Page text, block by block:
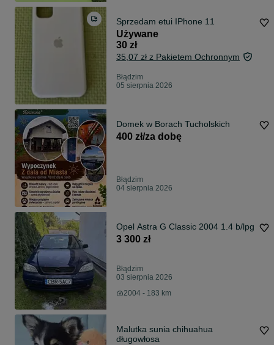
Sprzedam etui IPhone 11
Używane
30 zł
35,07 zł z Pakietem Ochronnym
Błądzim
05 sierpnia 2026
Domek w Borach Tucholskich
400 zł/za dobę
Błądzim
04 sierpnia 2026
Opel Astra G Classic 2004 1.4 b/lpg
3 300 zł
Błądzim
03 sierpnia 2026
2004 - 183 km
Malutka sunia chihuahua
długowłosa